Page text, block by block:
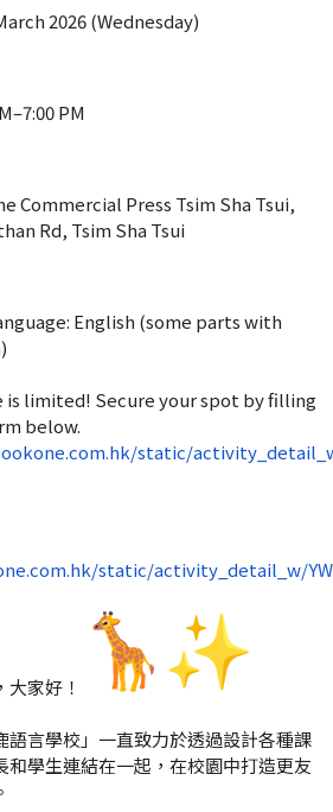
2026 (Wednesday)
PM
Commercial Press Tsim Sha Tsui,
Rd, Tsim Sha Tsui
English (some parts with
is limited! Secure your spot by filling
below.
static/
static/activity_detail_w/
家好！
言學校」 一直致力於透過設計各種課
和學生連結在一起，在校園中打造更友